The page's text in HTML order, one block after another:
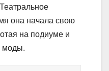
она начала свою
на подиуме и
моды.